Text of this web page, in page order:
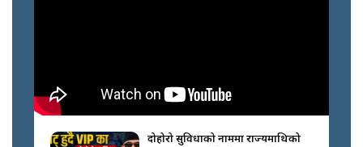
नेपालीलाई भरिया मात्र देख्ने दृष्टिकोण
बदलेका ‘निम्स दाई’ || SIDHAKURA
||
दोहोरो सुविधाको नाममा राज्यमाथिको